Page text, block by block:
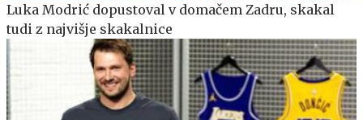
Luka Modrić dopustoval v domačem Zadru, skakal
tudi z najvišje skakalnice